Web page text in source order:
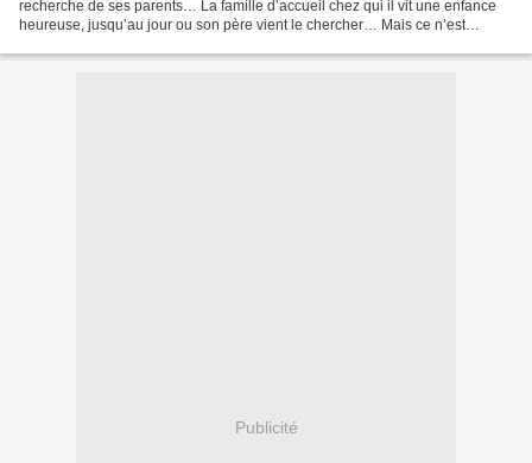
recherche de ses parents… La famille d’accueil chez qui il vit une enfance
heureuse, jusqu’au jour ou son père vient le chercher… Mais ce n’est
Publicité